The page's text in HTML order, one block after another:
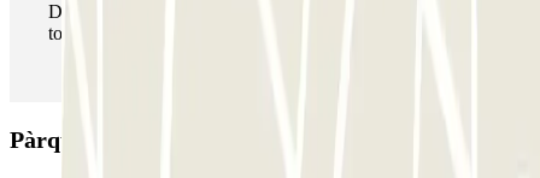
Durant la teva estada podràs entrar i sortir del pàrquing
totes les vegades que vulguis.
Pàrquing Parkbee Barbara Strozzilaan: Opinions